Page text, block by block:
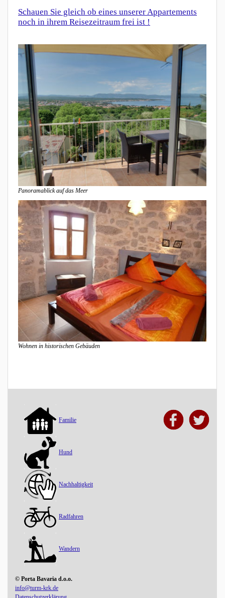
Schauen Sie gleich ob eines unserer Appartements
noch in ihrem Reisezeitraum frei ist !
Panoramablick auf das Meer
Wohnen in historischen Gebäuden
Familie
Hund
Nachhaltigkeit
Radfahren
Wandern
© Porta Bavaria d.o.o.
info@turm-krk.de